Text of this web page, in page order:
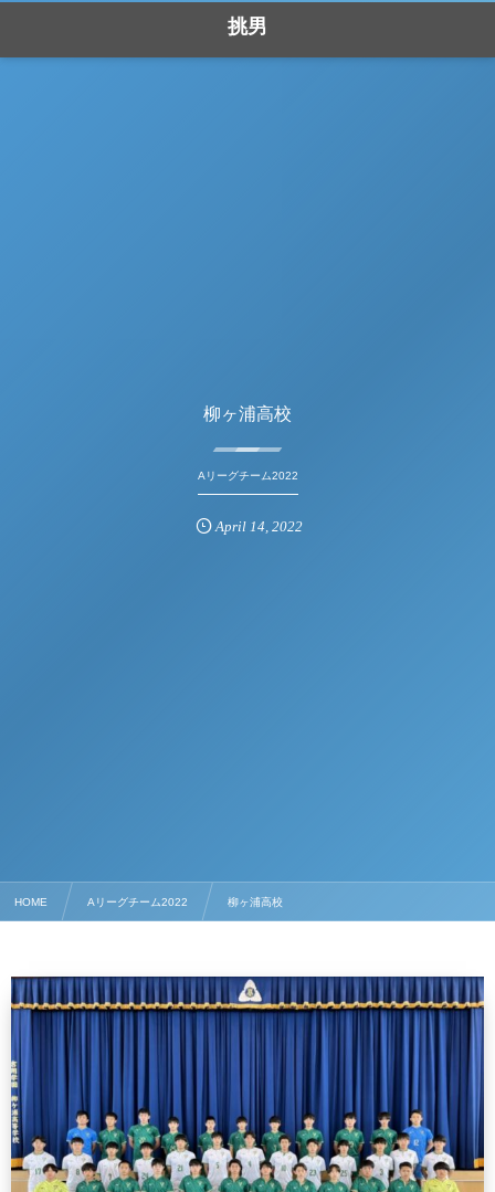
挑男
柳ヶ浦高校
Aリーグチーム2022
April 14,2022
HOME Aリーグチーム2022 柳ヶ浦高校